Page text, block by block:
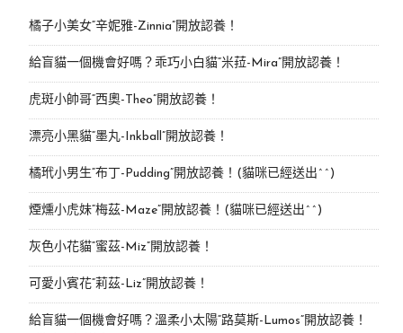
橘子小美女“辛妮雅-Zinnia”開放認養！
給盲貓一個機會好嗎？乖巧小白貓“米菈-Mira”開放認養！
虎斑小帥哥“西奧-Theo”開放認養！
漂亮小黑貓“墨丸-Inkball”開放認養！
橘玳小男生“布丁-Pudding”開放認養！(貓咪已經送出^^)
煙燻小虎妹“梅茲-Maze”開放認養！(貓咪已經送出^^)
灰色小花貓“蜜茲-Miz”開放認養！
可愛小賓花“莉茲-Liz”開放認養！
給盲貓一個機會好嗎？溫柔小太陽“路莫斯-Lumos”開放認養！